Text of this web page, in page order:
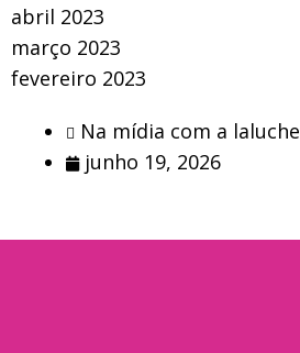
abril 2023
março 2023
fevereiro 2023
Na mídia com a laluche
junho 19, 2026